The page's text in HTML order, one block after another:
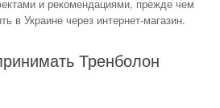
и рекомендациями, прежде чем
в Украине через интернет-магазин.
Тренболон